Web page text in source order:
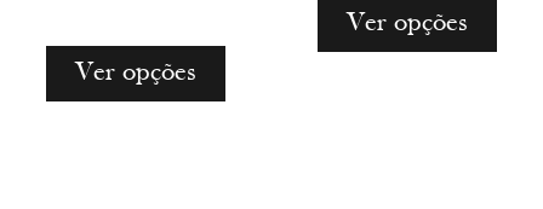
Ver opções
Ver opções